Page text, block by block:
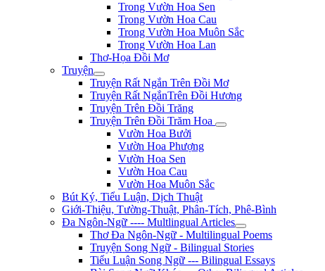
Trong Vườn Hoa Sen
Trong Vườn Hoa Cau
Trong Vườn Hoa Muôn Sắc
Trong Vườn Hoa Lan
Thơ-Họa Đồi Mơ
Truyện
Truyện Rất Ngắn Trên Đồi Mơ
Truyện Rất NgắnTrên Đồi Hương
Truyện Trên Đồi Trăng
Truyện Trên Đồi Trăm Hoa
Vườn Hoa Bưởi
Vườn Hoa Phượng
Vườn Hoa Sen
Vườn Hoa Cau
Vườn Hoa Muôn Sắc
Bút Ký, Tiểu Luận, Dịch Thuật
Giới-Thiệu, Tường-Thuật, Phân-Tích, Phê-Bình
Đa Ngôn-Ngữ ---- Multlingual Articles
Thơ Đa Ngôn-Ngữ - Multilingual Poems
Truyện Song Ngữ - Bilingual Stories
Tiểu Luận Song Ngữ --- Bilingual Essays